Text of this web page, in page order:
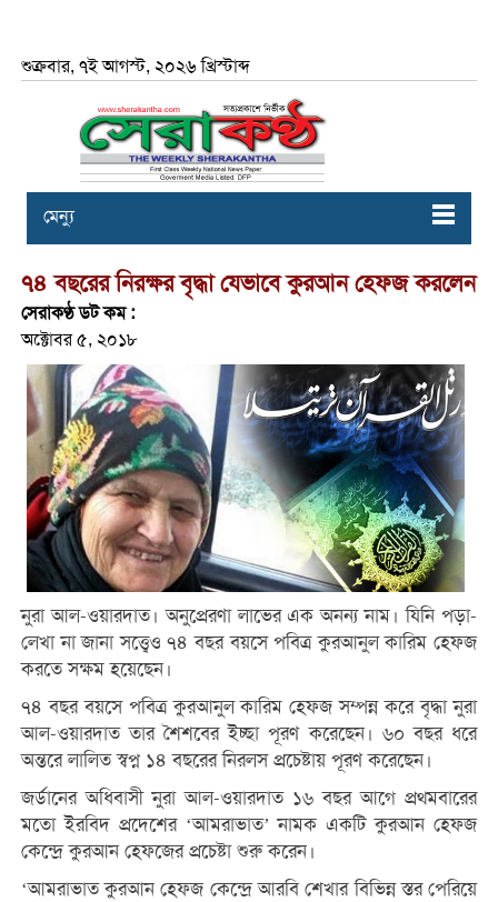
শুক্রবার, ৭ই আগস্ট, ২০২৬ খ্রিস্টাব্দ
মেন্যু
৭৪ বছরের নিরক্ষর বৃদ্ধা যেভাবে কুরআন হেফজ করলেন
সেরাকণ্ঠ ডট কম :
অক্টোবর ৫, ২০১৮
নুরা আল-ওয়ারদাত। অনুপ্রেরণা লাভের এক অনন্য নাম। যিনি পড়া-
লেখা না জানা সত্ত্বেও ৭৪ বছর বয়সে পবিত্র কুরআনুল কারিম হেফজ
করতে সক্ষম হয়েছেন।
৭৪ বছর বয়সে পবিত্র কুরআনুল কারিম হেফজ সম্পন্ন করে বৃদ্ধা নুরা
আল-ওয়ারদাত তার শৈশবের ইচ্ছা পূরণ করেছেন। ৬০ বছর ধরে
অন্তরে লালিত স্বপ্ন ১৪ বছরের নিরলস প্রচেষ্টায় পূরণ করেছেন।
জর্ডানের অধিবাসী নুরা আল-ওয়ারদাত ১৬ বছর আগে প্রথমবারের
মতো ইরবিদ প্রদেশের ‘আমরাভাত’ নামক একটি কুরআন হেফজ
কেন্দ্রে কুরআন হেফজের প্রচেষ্টা শুরু করেন।
‘আমরাভাত কুরআন হেফজ কেন্দ্রে আরবি শেখার বিভিন্ন স্তর পেরিয়ে